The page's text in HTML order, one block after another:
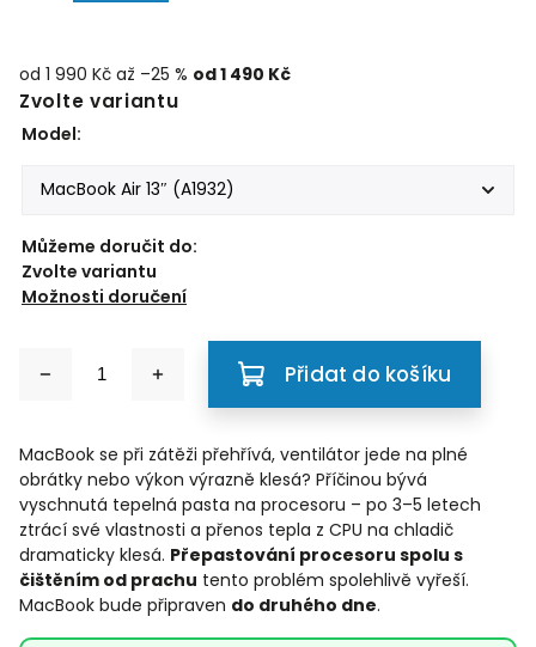
od 1 990 Kč až –25 % od1 490 Kč
Zvolte variantu
Model:
Můžeme doručit do:
Zvolte variantu
Možnosti doručení
Přidat do košíku
MacBook se při zátěži přehřívá, ventilátor jede na plné
obrátky nebo výkon výrazně klesá? Příčinou bývá
vyschnutá tepelná pasta na procesoru – po 3–5 letech
ztrácí své vlastnosti a přenos tepla z CPU na chladič
dramaticky klesá. Přepastování procesoru spolu s
čištěním od prachu tento problém spolehlivě vyřeší.
MacBook bude připraven do druhého dne.